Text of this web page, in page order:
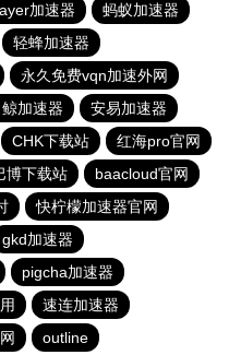
加速器
蚂蚁加速器
轻蜂加速器
永久免费vqn加速外网
鲸加速器
安易加速器
CHK下载站
红海pro官网
博下载站
baacloud官网
快柠檬加速器官网
gkd加速器
pigcha加速器
速连加速器
outline